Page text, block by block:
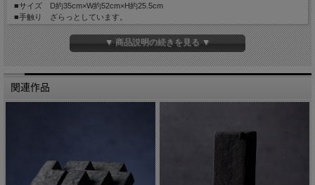
■サイズ D約35cm×W約52cm×H約25.5cm
■手触り ざらっとしています。
■重量 約9100g
■生産国 Made in Japan▼ 商品説明の続きを見る ▼
関連作品